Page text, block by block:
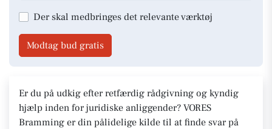
Der skal medbringes det relevante værktøj
Modtag bud gratis
Er du på udkig efter retfærdig rådgivning og kyndig
hjælp inden for juridiske anliggender? VORES
Bramming er din pålidelige kilde til at finde svar på